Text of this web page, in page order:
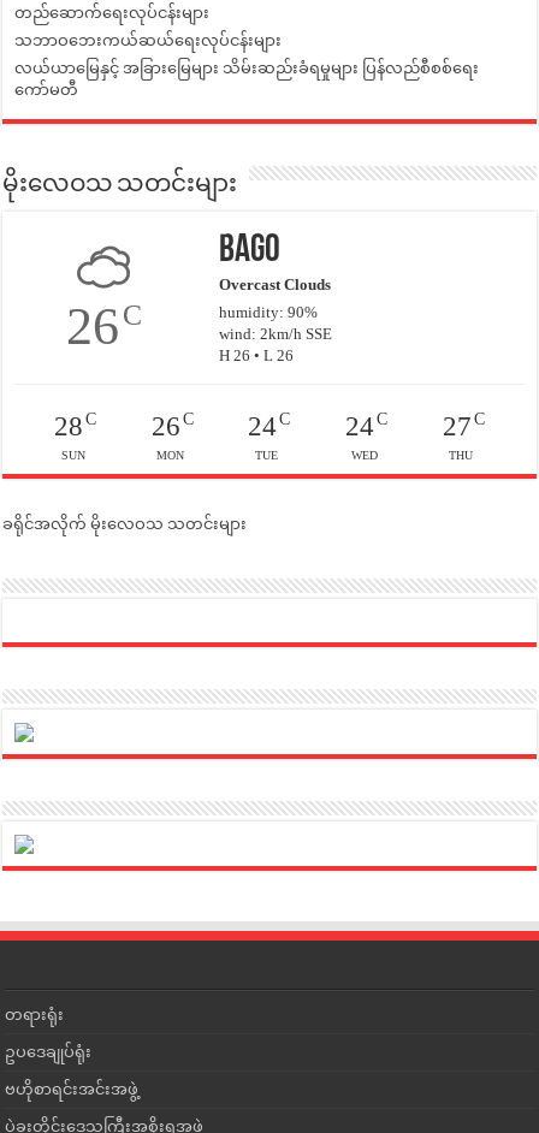
တည်ဆောက်ရေးလုပ်ငန်းများ
သဘာဝဘေးကယ်ဆယ်ရေးလုပ်ငန်းများ
လယ်ယာမြေနှင့် အခြားမြေများ သိမ်းဆည်းခံရမှုများ ပြန်လည်စီစစ်ရေး
ကော်မတီ
မိုးလေဝသ သတင်းများ
26C
Bago
Overcast Clouds
humidity: 90%
wind: 2km/h SSE
H 26 • L 26
28C
SUN
26C
MON
24C
TUE
24C
WED
27C
THU
ခရိုင်အလိုက် မိုးလေဝသ သတင်းများ
တရားရုံး
ဥပဒေချုပ်ရုံး
ဗဟိုစာရင်းအင်းအဖွဲ့
ပဲခူးတိုင်းဒေသကြီးအစိုးရအဖွဲ့